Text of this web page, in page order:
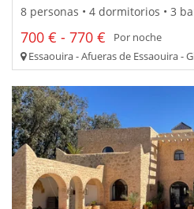
8 personas • 4 dormitorios • 3
700 € - 770 €
Por noche
Essaouira - Afueras de Essaouira -